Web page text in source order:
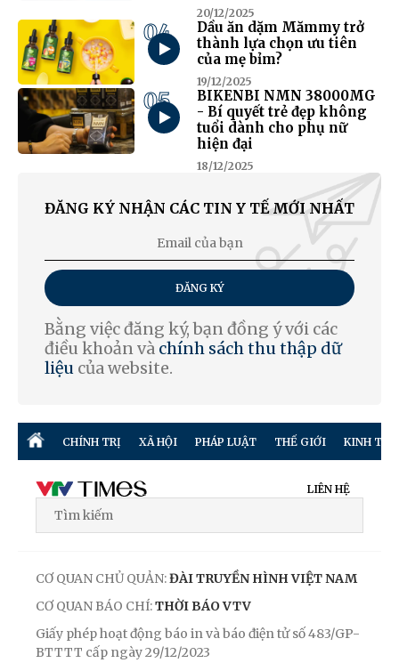
20/12/2025
04
Dầu ăn dặm Mămmy trở
thành lựa chọn ưu tiên
của mẹ bỉm?
19/12/2025
05
BIKENBI NMN 38000MG
- Bí quyết trẻ đẹp không
tuổi dành cho phụ nữ
hiện đại
18/12/2025
ĐĂNG KÝ NHẬN CÁC TIN Y TẾ MỚI NHẤT
ĐĂNG KÝ
Bằng việc đăng ký, bạn đồng ý với các
điều khoản và chính sách thu thập dữ
liệu của website.
CHÍNH TRỊ XÃ HỘI PHÁP LUẬT THẾ GIỚI KINH TẾ
LIÊN HỆ
CƠ QUAN CHỦ QUẢN:ĐÀI TRUYỀN HÌNH VIỆT NAM
CƠ QUAN BÁO CHÍ:THỜI BÁO VTV
Giấy phép hoạt động báo in và báo điện tử số 483/GP-
BTTTT cấp ngày 29/12/2023